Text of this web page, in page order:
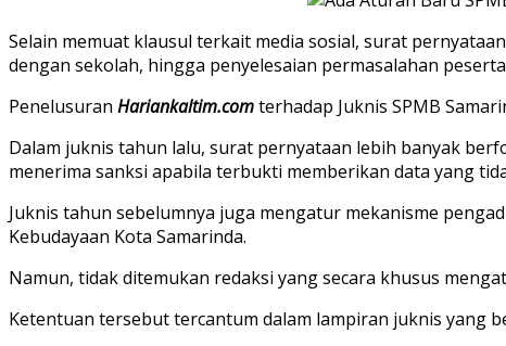
Selain memuat klausul terkait media sosial, surat
dengan sekolah, hingga penyelesaian permasalahan
Penelusuran Hariankaltim.comterhadap Juknis SPMB
Dalam juknis tahun lalu, surat pernyataan lebih banyak
menerima sanksi apabila terbukti memberikan data yang
Juknis tahun sebelumnya juga mengatur mekanisme
Kebudayaan Kota Samarinda.
Namun, tidak ditemukan redaksi yang secara khusus
Ketentuan tersebut tercantum dalam lampiran juknis yang